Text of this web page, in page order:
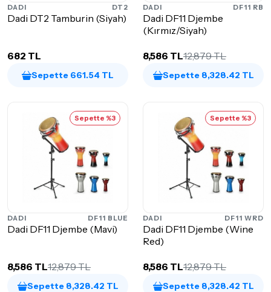
DADI DT2
Dadi DT2 Tamburin (Siyah)
682 TL
Sepette 661.54 TL
DADI DF11 RB
Dadi DF11 Djembe
(Kırmız/Siyah)
8,586 TL12,879 TL
Sepette 8,328.42 TL
Sepette %3
DADI DF11 BLUE
Dadi DF11 Djembe (Mavi)
8,586 TL12,879 TL
Sepette 8,328.42 TL
Sepette %3
DADI DF11 WRD
Dadi DF11 Djembe (Wine
Red)
8,586 TL12,879 TL
Sepette 8,328.42 TL